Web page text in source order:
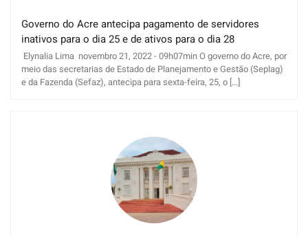
Governo do Acre antecipa pagamento de servidores
inativos para o dia 25 e de ativos para o dia 28
Elynalia Lima novembro 21, 2022 - 09h07min O governo do Acre, por
meio das secretarias de Estado de Planejamento e Gestão (Seplag)
e da Fazenda (Sefaz), antecipa para sexta-feira, 25, o [...]